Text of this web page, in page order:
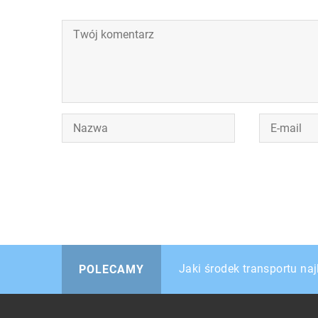
POLECAMY Rodzaje dywanów ze
Jaki środek transportu
Chcesz otworzyć gabinet